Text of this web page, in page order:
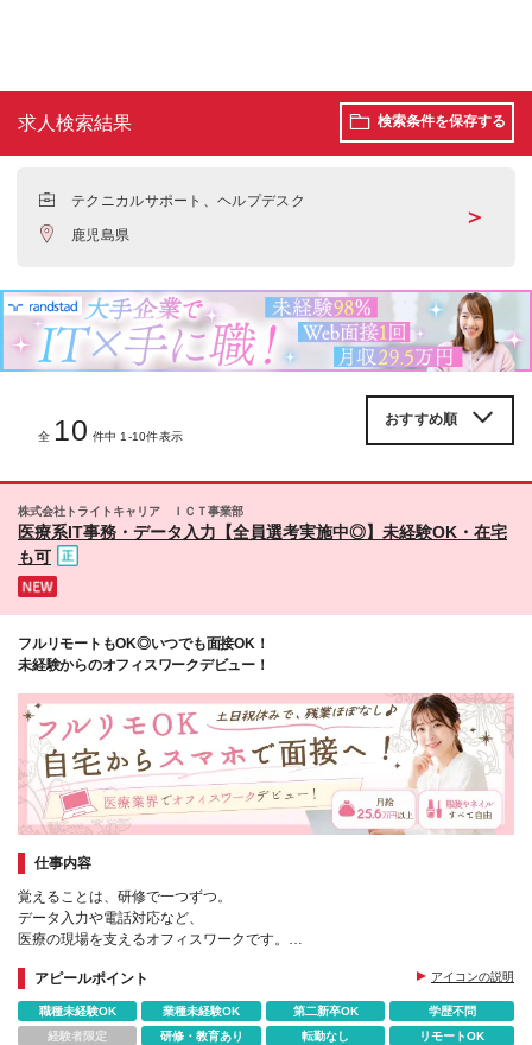
求人検索結果 検索条件を保存する
テクニカルサポート、ヘルプデスク
鹿児島県
＞
全 10 件中 1-10件表示
株式会社トライトキャリア ＩＣＴ事業部
医療系IT事務・データ入力【全員選考実施中◎】未経験OK・在宅
も可
フルリモートもOK◎いつでも面接OK！
未経験からのオフィスワークデビュー！
仕事内容
覚えることは、研修で一つずつ。
データ入力や電話対応など、
医療の現場を支えるオフィスワークです。
あなたの丁寧な仕事が全国の病院や
施設のスムーズな運営につながり、
感謝される機会も多くあります◎
アピールポイント アイコンの説明
職種未経験OK 業種未経験OK 第二新卒OK
学歴不問
経験者限定
研修・教育あり 転勤なし
リモートOK